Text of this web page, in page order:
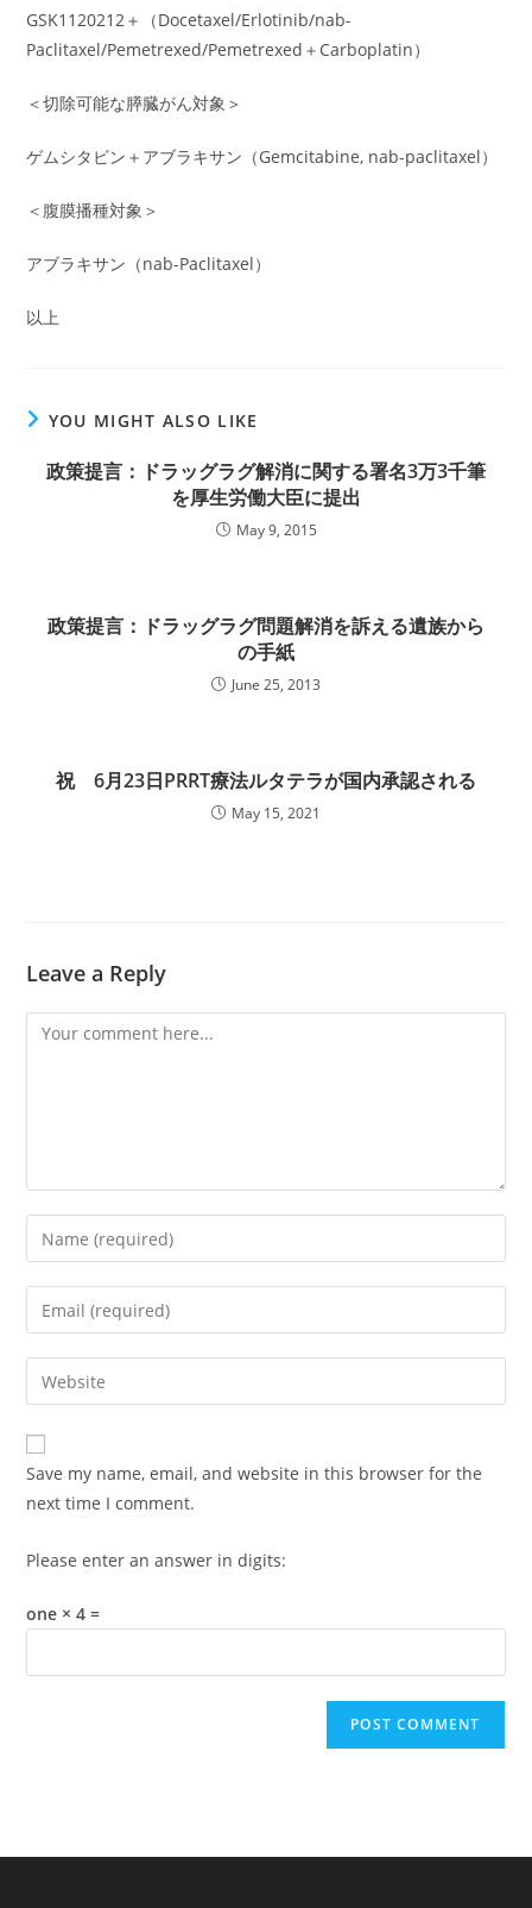
GSK1120212＋（Docetaxel/Erlotinib/nab-
Paclitaxel/Pemetrexed/Pemetrexed＋Carboplatin）
＜切除可能な膵臓がん対象＞
ゲムシタビン＋アブラキサン（Gemcitabine, nab-paclitaxel）
＜腹膜播種対象＞
アブラキサン（nab-Paclitaxel）
以上
YOU MIGHT ALSO LIKE
政策提言：ドラッグラグ解消に関する署名3万3千筆
を厚生労働大臣に提出
May 9, 2015
政策提言：ドラッグラグ問題解消を訴える遺族から
の手紙
June 25, 2013
祝 6月23日PRRT療法ルタテラが国内承認される
May 15, 2021
Leave a Reply
Comment
Enter
your
name
comment
Enter
your
email
address
comment
Enter
your
website
URL
(optional)
Save my name, email, and website in this browser for the
next time I comment.
Please enter an answer in digits:
one × 4 =